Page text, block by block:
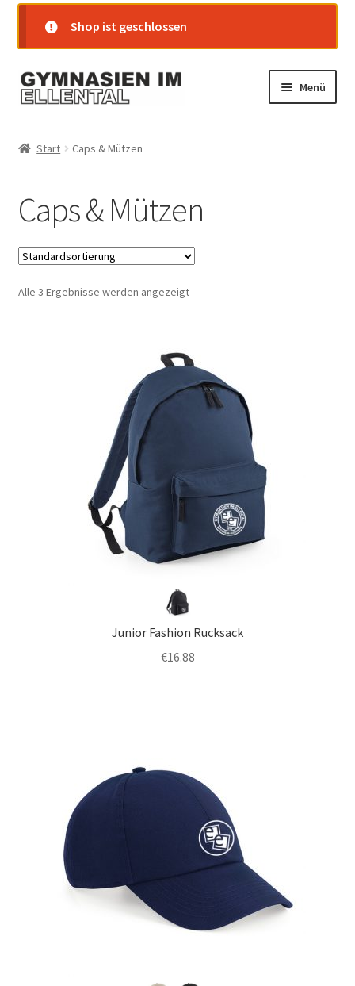
Shop ist geschlossen
Zur
Navigation
Zum
Inhalt
Menü
Warenkorb
Kasse
Mein Konto
Start Caps & Mützen
Caps & Mützen
Alle 3 Ergebnisse werden angezeigt
Junior Fashion Rucksack
€16.88